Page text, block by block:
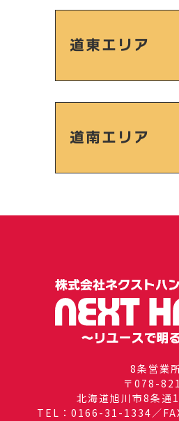
道東エリア
道南エリア
8条営業
〒078-
北海道旭川市8条通
TEL：0166-31-1334／